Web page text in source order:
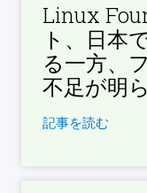
Linux
ト、日本
る一方、
不足が明
記事を読む